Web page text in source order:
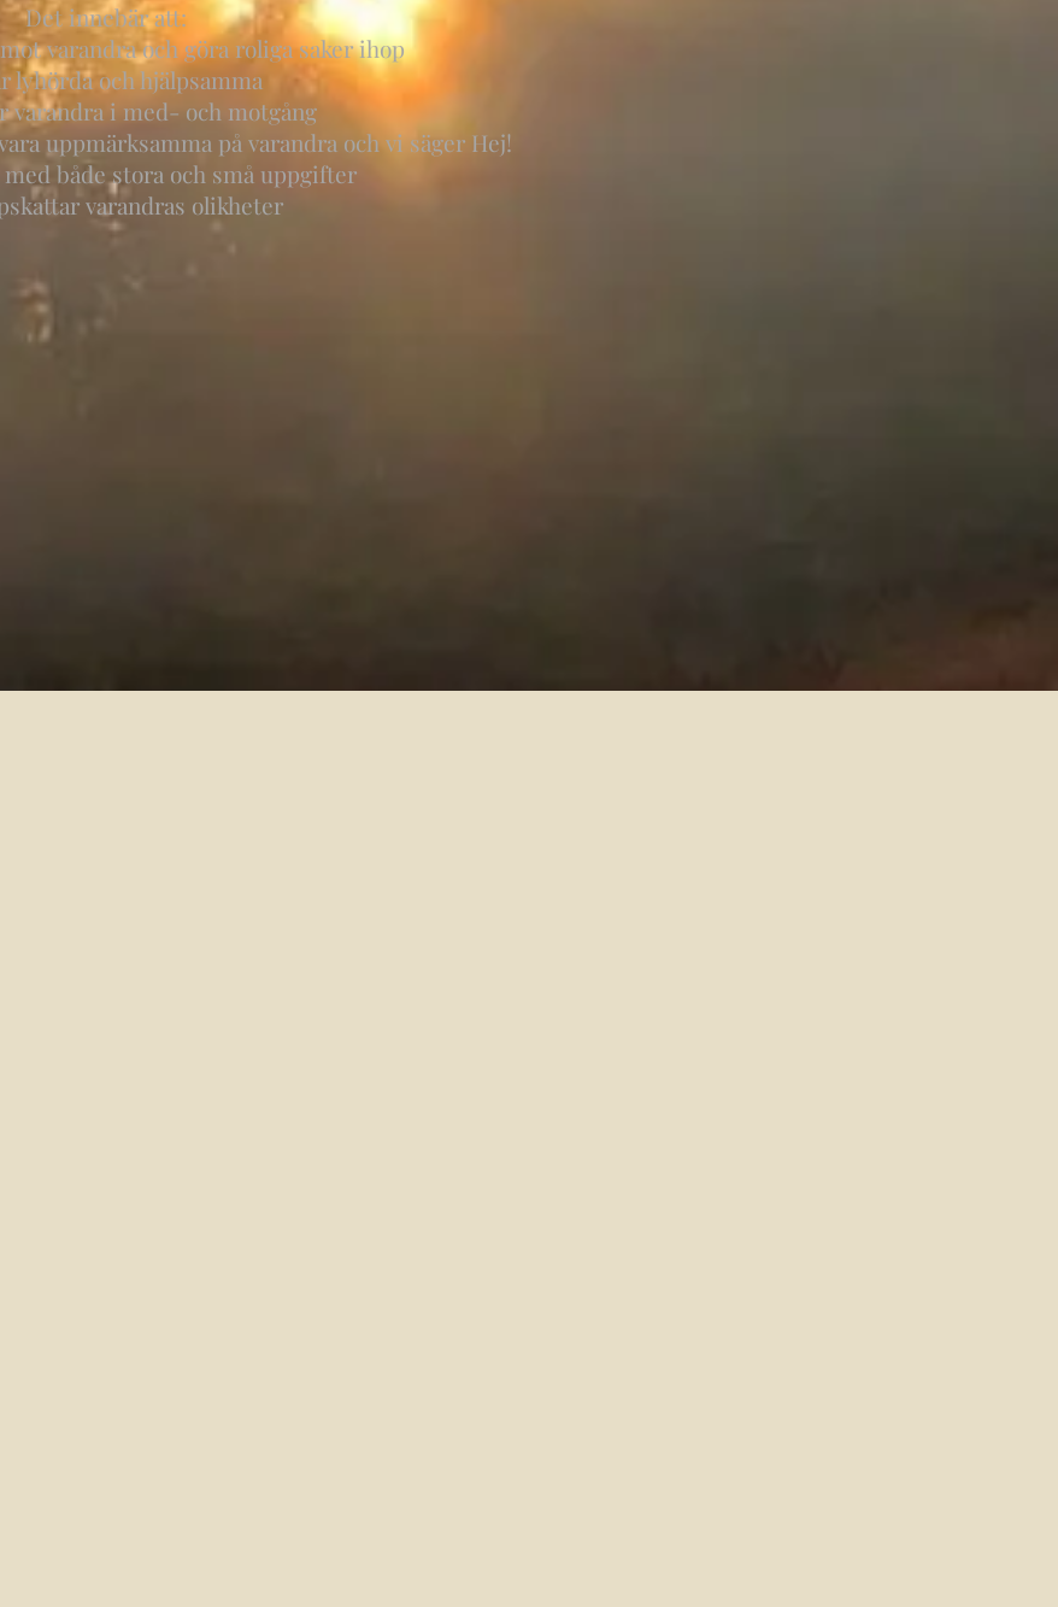
Det innebär att:
varandra och göra roliga saker ihop
lyhörda och hjälpsamma
varandra i med- och motgång
uppmärksamma på varandra och vi säger Hej!
med både stora och små uppgifter
varandras olikheter